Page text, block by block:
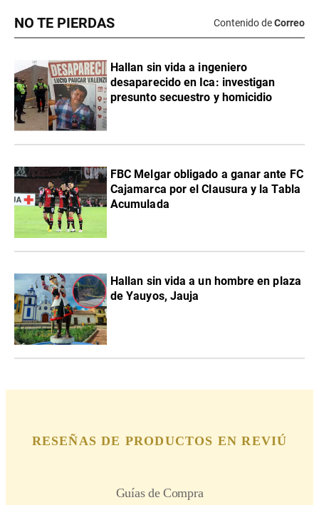
NO TE PIERDAS Contenido deCorreo
Hallan sin vida a ingeniero
desaparecido en Ica: investigan
presunto secuestro y homicidio
FBC Melgar obligado a ganar ante FC
Cajamarca por el Clausura y la Tabla
Acumulada
Hallan sin vida a un hombre en plaza
de Yauyos, Jauja